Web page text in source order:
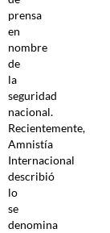
prensa
en
nombre
de
la
seguridad
nacional.
Recientemente,
Amnistía
Internacional
describió
lo
se
denomina